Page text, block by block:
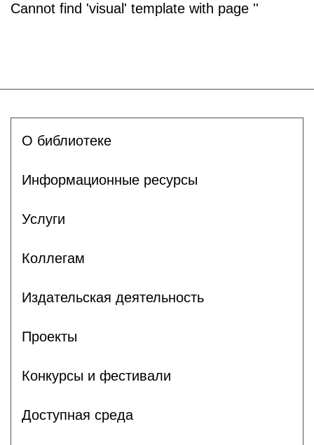
Cannot find 'visual' template with page ''
О библиотеке
Информационные ресурсы
Услуги
Коллегам
Издательская деятельность
Проекты
Конкурсы и фестивали
Доступная среда